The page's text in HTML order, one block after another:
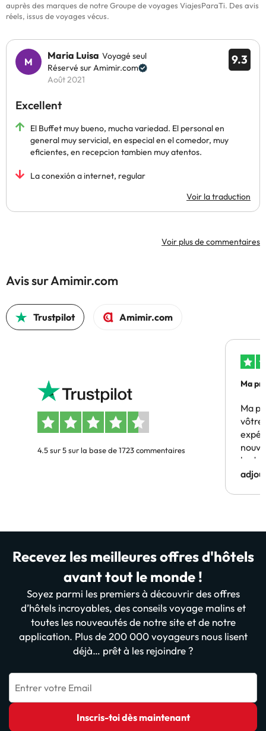
auprès des marques de notre Groupe de voyages ViajesParaTi. Des avis
réels, issus de voyages vécus.
9.3
Maria Luisa Voyagé seul
Réservé sur Amimir.com
Août 2021
Excellent
El Buffet muy bueno, mucha variedad. El personal en
general muy servicial, en especial en el comedor, muy
eficientes, en recepcion tambien muy atentos.
La conexión a internet, regular
Voir la traduction
Voir plus de commentaires
Avis sur Amimir.com
Trustpilot Amimir.com
4.5 sur 5 sur la base de 1723 commentaires
Ma
Ma
vôtre
Recevez les meilleures offres d'hôtels
avant tout le monde !
Soyez parmi les premiers à découvrir des offres
d’hôtels incroyables, des conseils voyage malins et
toutes les nouveautés de notre site et de notre
application. Plus de 200 000 voyageurs nous lisent
déjà… prêt à les rejoindre ?
Entrer votre Email
Inscris-toi dès maintenant